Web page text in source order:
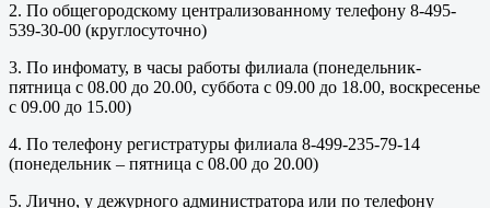
2. По общегородскому централизованному телефону 8-495-
539-30-00 (круглосуточно)
3. По инфомату, в часы работы филиала (понедельник-
пятница с 08.00 до 20.00, суббота с 09.00 до 18.00, воскресенье
с 09.00 до 15.00)
4. По телефону регистратуры филиала 8-499-235-79-14
(понедельник – пятница с 08.00 до 20.00)
5. Лично, у дежурного администратора или по телефону